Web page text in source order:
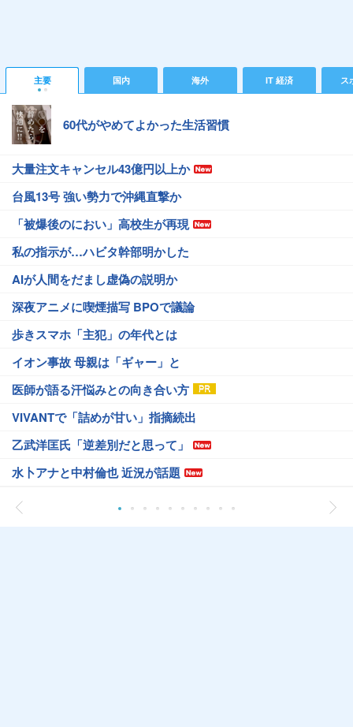
主要 国内 海外 IT 経済 ス
60代がやめてよかった生活習慣
大量注文キャンセル43億円以上か
台風13号 強い勢力で沖縄直撃か
「被爆後のにおい」高校生が再現
私の指示が…ハビタ幹部明かした
AIが人間をだまし虚偽の説明か
深夜アニメに喫煙描写 BPOで議論
歩きスマホ「主犯」の年代とは
イオン事故 母親は「ギャー」と
医師が語る汗悩みとの向き合い方
VIVANTで「詰めが甘い」指摘続出
乙武洋匡氏「逆差別だと思って」
水卜アナと中村倫也 近況が話題